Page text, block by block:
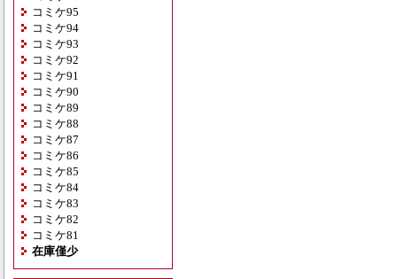
コミケ95
コミケ94
コミケ93
コミケ92
コミケ91
コミケ90
コミケ89
コミケ88
コミケ87
コミケ86
コミケ85
コミケ84
コミケ83
コミケ82
コミケ81
在庫僅少